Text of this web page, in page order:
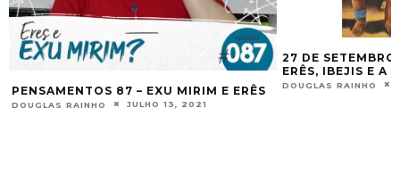
PENSAMENTOS 87 – EXU MIRIM E ERÊS
DOUGLAS RAINHO JULHO 13, 2021
27 DE SETEMBRO
ERÊS, IBEJIS E A
DOUGLAS RAINHO